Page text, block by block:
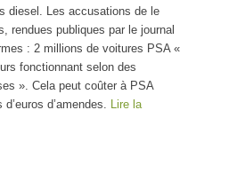
diesel. Les accusations de le
rendues publiques par le journal
: 2 millions de voitures PSA «
fonctionnant selon des
». Cela peut coûter à PSA
d’amendes.
Lire la